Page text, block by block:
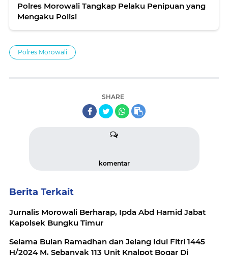
Polres Morowali Tangkap Pelaku Penipuan yang
Mengaku Polisi
Polres Morowali
SHARE
komentar
Berita Terkait
Jurnalis Morowali Berharap, Ipda Abd Hamid Jabat
Kapolsek Bungku Timur
Selama Bulan Ramadhan dan Jelang Idul Fitri 1445
H/2024 M, Sebanyak 113 Unit Knalpot Bogar Di